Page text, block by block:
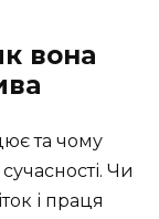
вона
та чому
Чи
і праця